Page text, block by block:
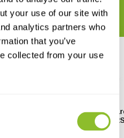
your use of our site with
analytics partners who
that you’ve
collected from your use
Ansmann
Hoofdlamp